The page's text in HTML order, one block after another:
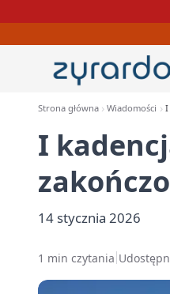
Strona główna Wiadomości I
I
14 stycznia 2026
1 min czytania